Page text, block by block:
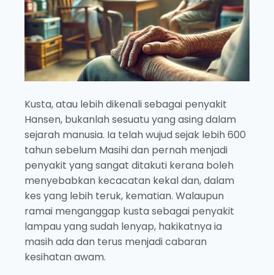
Kusta, atau lebih dikenali sebagai penyakit
Hansen, bukanlah sesuatu yang asing dalam
sejarah manusia. Ia telah wujud sejak lebih 600
tahun sebelum Masihi dan pernah menjadi
penyakit yang sangat ditakuti kerana boleh
menyebabkan kecacatan kekal dan, dalam
kes yang lebih teruk, kematian. Walaupun
ramai menganggap kusta sebagai penyakit
lampau yang sudah lenyap, hakikatnya ia
masih ada dan terus menjadi cabaran
kesihatan awam.